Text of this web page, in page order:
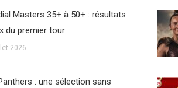
Masters 35+ à 50+ : résultats
du premier tour
2026
: une sélection sans